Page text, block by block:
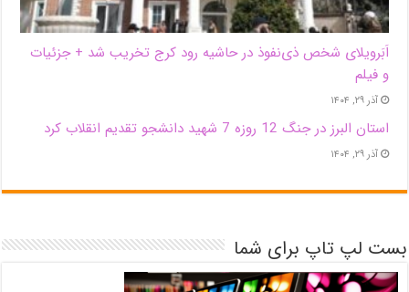
اَبَر‌ویلای شخص ذی‌نفوذ در حاشیه‌ رود کرج تخریب شد + جزئیات
و فیلم
آذر ۲۹, ۱۴۰۴
استان البرز در جنگ 12 روزه 7 شهید دانشجو تقدیم انقلاب کرد
آذر ۲۹, ۱۴۰۴
بست لپ تاپ برای شما